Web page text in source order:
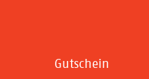
Gutschein